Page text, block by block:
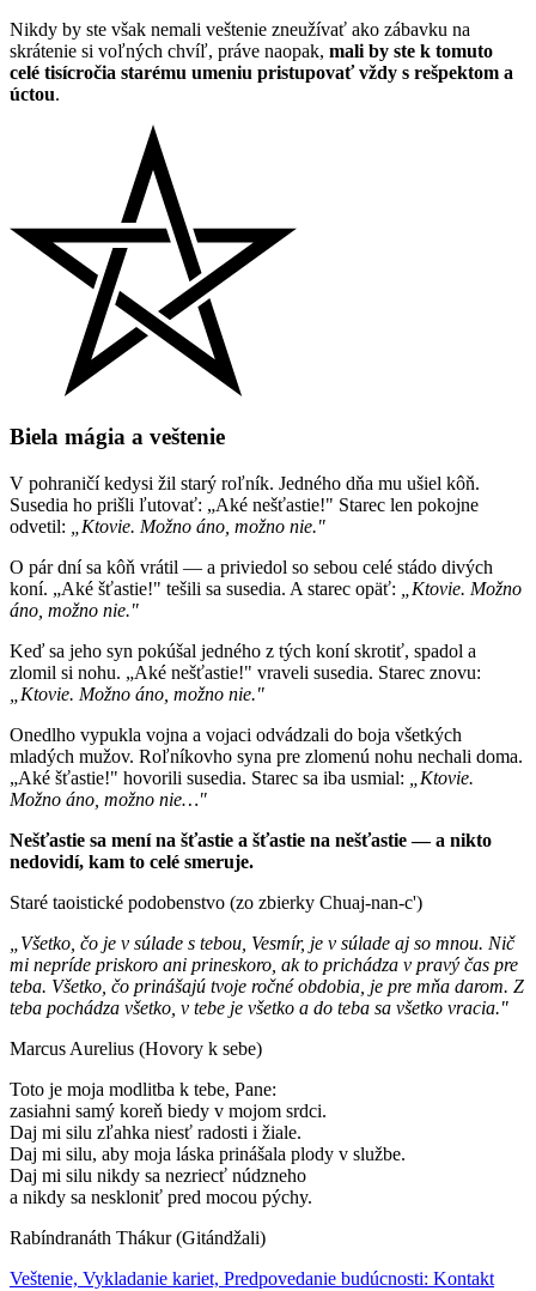
Nikdy by ste však nemali veštenie zneužívať ako zábavku na
skrátenie si voľných chvíľ, práve naopak, mali by ste k tomuto
celé tisícročia starému umeniu pristupovať vždy s rešpektom a
úctou.
Biela mágia a veštenie
V pohraničí kedysi žil starý roľník. Jedného dňa mu ušiel kôň.
Susedia ho prišli ľutovať: „Aké nešťastie!" Starec len pokojne
odvetil:
„Ktovie. Možno áno, možno nie."
O pár dní sa kôň vrátil — a priviedol so sebou celé stádo divých
koní. „Aké šťastie!" tešili sa susedia. A starec opäť:
„Ktovie. Možno
áno, možno nie."
Keď sa jeho syn pokúšal jedného z tých koní skrotiť, spadol a
zlomil si nohu. „Aké nešťastie!" vraveli susedia. Starec znovu:
„Ktovie. Možno áno, možno nie."
Onedlho vypukla vojna a vojaci odvádzali do boja všetkých
mladých mužov. Roľníkovho syna pre zlomenú nohu nechali doma.
„Aké šťastie!" hovorili susedia. Starec sa iba usmial:
„Ktovie.
Možno áno, možno nie…"
Nešťastie sa mení na šťastie a šťastie na nešťastie — a nikto
nedovidí, kam to celé smeruje.
Staré taoistické podobenstvo (zo zbierky Chuaj-nan-c')
„Všetko, čo je v súlade s tebou, Vesmír, je v súlade aj so mnou. Nič
mi nepríde priskoro ani prineskoro, ak to prichádza v pravý čas pre
teba. Všetko, čo prinášajú tvoje ročné obdobia, je pre mňa darom. Z
teba pochádza všetko, v tebe je všetko a do teba sa všetko vracia."
Marcus Aurelius (Hovory k sebe)
Toto je moja modlitba k tebe, Pane:
zasiahni samý koreň biedy v mojom srdci.
Daj mi silu zľahka niesť radosti i žiale.
Daj mi silu, aby moja láska prinášala plody v službe.
Daj mi silu nikdy sa nezriecť núdzneho
a nikdy sa neskloniť pred mocou pýchy.
Rabíndranáth Thákur (Gitándžali)
Veštenie, Vykladanie kariet, Predpovedanie budúcnosti: Kontakt